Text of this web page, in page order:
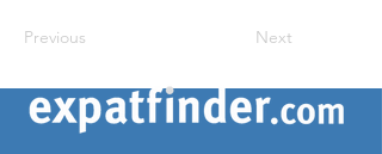
Previous Next